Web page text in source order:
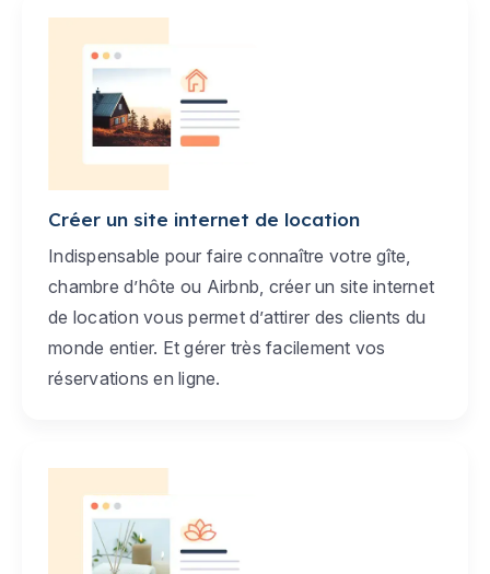
Créer un site internet de location
Indispensable pour faire connaître votre gîte,
chambre d’hôte ou Airbnb, créer un site internet
de location vous permet d’attirer des clients du
monde entier. Et gérer très facilement vos
réservations en ligne.